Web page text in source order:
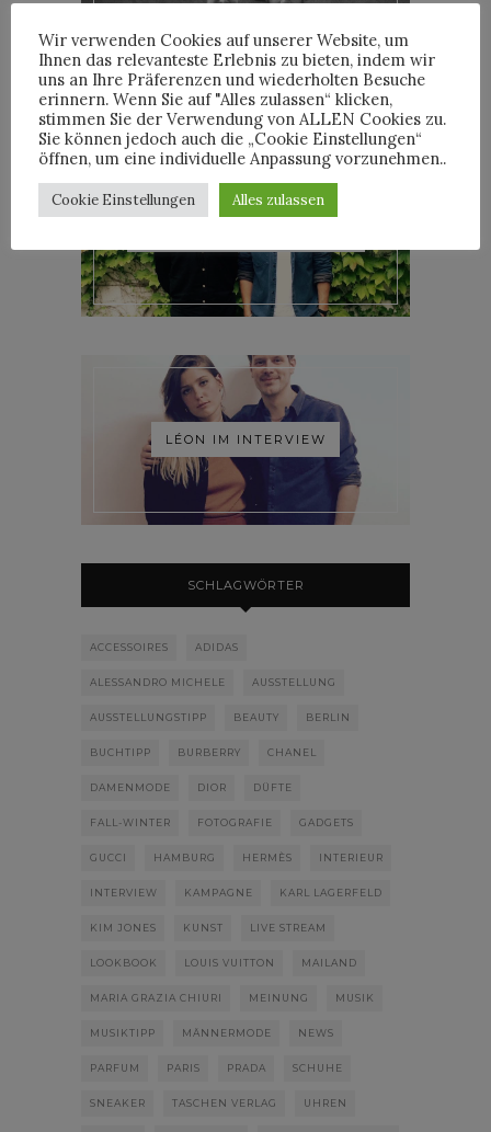
WOODKID IM INTERVIEW
LÉON IM INTERVIEW
SCHLAGWÖRTER
ACCESSOIRES ADIDAS
ALESSANDRO MICHELE AUSSTELLUNG
AUSSTELLUNGSTIPP BEAUTY BERLIN
BUCHTIPP BURBERRY CHANEL
DAMENMODE DIOR DÜFTE
FALL-WINTER FOTOGRAFIE GADGETS
GUCCI HAMBURG HERMÈS INTERIEUR
INTERVIEW KAMPAGNE KARL LAGERFELD
KIM JONES KUNST LIVE STREAM
LOOKBOOK LOUIS VUITTON MAILAND
MARIA GRAZIA CHIURI MEINUNG MUSIK
MUSIKTIPP MÄNNERMODE NEWS
PARFUM PARIS PRADA SCHUHE
SNEAKER TASCHEN VERLAG UHREN
Wir verwenden Cookies auf unserer Website, um
Ihnen das relevanteste Erlebnis zu bieten, indem wir
uns an Ihre Präferenzen und wiederholten Besuche
erinnern. Wenn Sie auf "Alles zulassen“ klicken,
stimmen Sie der Verwendung von ALLEN Cookies zu.
Sie können jedoch auch die „Cookie Einstellungen“
öffnen, um eine individuelle Anpassung vorzunehmen..
Cookie Einstellungen Alles zulassen